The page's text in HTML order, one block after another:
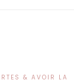
& AVOIR LA